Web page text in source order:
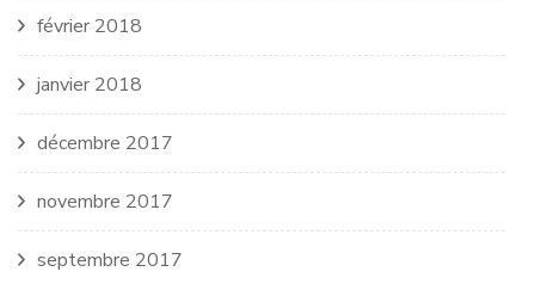
février 2018
janvier 2018
décembre 2017
novembre 2017
septembre 2017